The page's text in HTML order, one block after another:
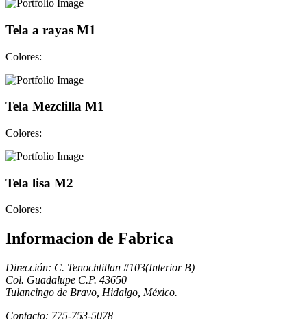
Tela a rayas M1
Colores:
Tela Mezclilla M1
Colores:
Tela lisa M2
Colores:
Informacion de Fabrica
Dirección: C. Tenochtitlan #103(Interior B)
Col. Guadalupe C.P. 43650
Tulancingo de Bravo, Hidalgo, México.
Contacto: 775-753-5078